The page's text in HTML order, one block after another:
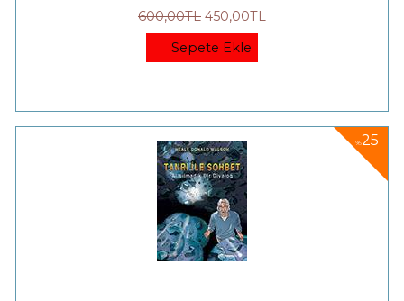
600,00TL 450,00TL
Sepete Ekle
%25